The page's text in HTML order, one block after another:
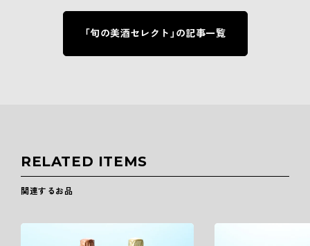
「旬の美酒セレクト」の記事一覧
RELATED ITEMS
関連するお品